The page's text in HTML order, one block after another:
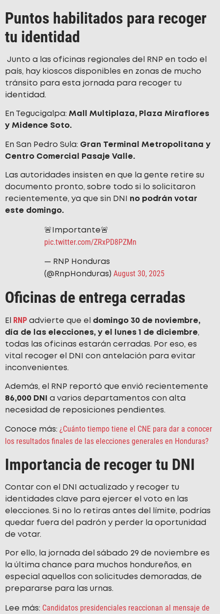
Puntos habilitados para recoger
tu identidad
Junto a las oficinas regionales del RNP en todo el
país, hay kioscos disponibles en zonas de mucho
tránsito para esta jornada para recoger tu
identidad.
En Tegucigalpa: Mall Multiplaza, Plaza Miraflores
y Midence Soto.
En San Pedro Sula: Gran Terminal Metropolitana y
Centro Comercial Pasaje Valle.
Las autoridades insisten en que la gente retire su
documento pronto, sobre todo si lo solicitaron
recientemente, ya que sin DNI no podrán votar
este domingo.
🚨Importante🚨
pic.twitter.com/ZRxPD8PZMn
— RNP Honduras
(@RnpHonduras) August 30, 2025
Oficinas de entrega cerradas
El RNP advierte que el domingo 30 de noviembre,
día de las elecciones, y el lunes 1 de diciembre,
todas las oficinas estarán cerradas. Por eso, es
vital recoger el DNI con antelación para evitar
inconvenientes.
Además, el RNP reportó que envió recientemente
86,000 DNI
a varios departamentos con alta
necesidad de reposiciones pendientes.
Conoce más: ¿Cuánto tiempo tiene el CNE para dar a conocer
los resultados finales de las elecciones generales en Honduras?
Importancia de recoger tu DNI
Contar con el DNI actualizado y recoger tu
identidades clave para ejercer el voto en las
elecciones. Si no lo retiras antes del límite, podrías
quedar fuera del padrón y perder la oportunidad
de votar.
Por ello, la jornada del sábado 29 de noviembre es
la última chance para muchos hondureños, en
especial aquellos con solicitudes demoradas, de
prepararse para las urnas.
Lee más: Candidatos presidenciales reaccionan al mensaje de